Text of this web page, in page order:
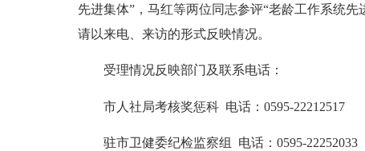
先进集体”，马红等两位同志参评“老龄工作系统
请以来电、来访的形式反映情况。
受理情况反映部门及联系电话：
市人社局考核奖惩科 电话：0595-22212517
驻市卫健委纪检监察组 电话：0595-22252033